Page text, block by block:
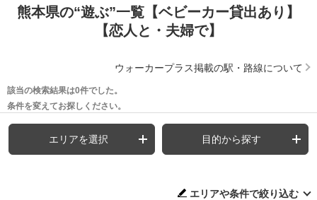
熊本県の“遊ぶ”一覧【ベビーカー貸出あり】
【恋人と・夫婦で】
ウォーカープラス掲載の駅・路線について
該当の検索結果は0件でした。
条件を変えてお探しください。
エリアを選択 目的から探す
エリアや条件で絞り込む